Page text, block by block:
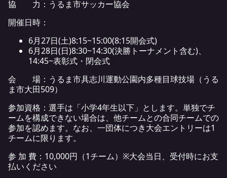
協 力：うるま市サッカー協会
開催日時：
6月27日(土)8:15~15:00(8:15開会式)
6月28日(日)8:30~14:30(決勝トーナメント含む)、
14:45~表彰式・閉会式
会 場：うるま市具志川運動公園内多種目球技場（うる
ま市大田509）
参加資格：選手は「小学4年生以下」とします。単独でチ
ームを構成できない場合は、他チームとの合同チームでの
参加を認めます。なお、一団体につき大会エントリーは1
チームに限ります。
参 加 費：10,000円（1チーム）※大会当日、受付時にお支
払いください